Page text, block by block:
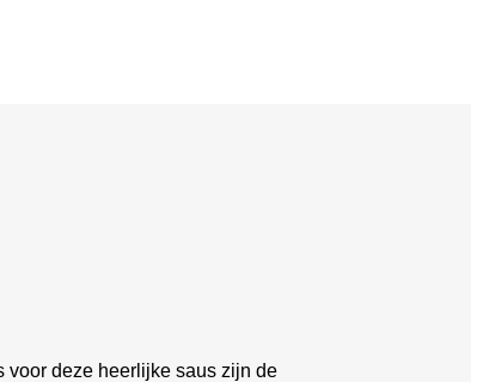
voor deze heerlijke saus zijn de